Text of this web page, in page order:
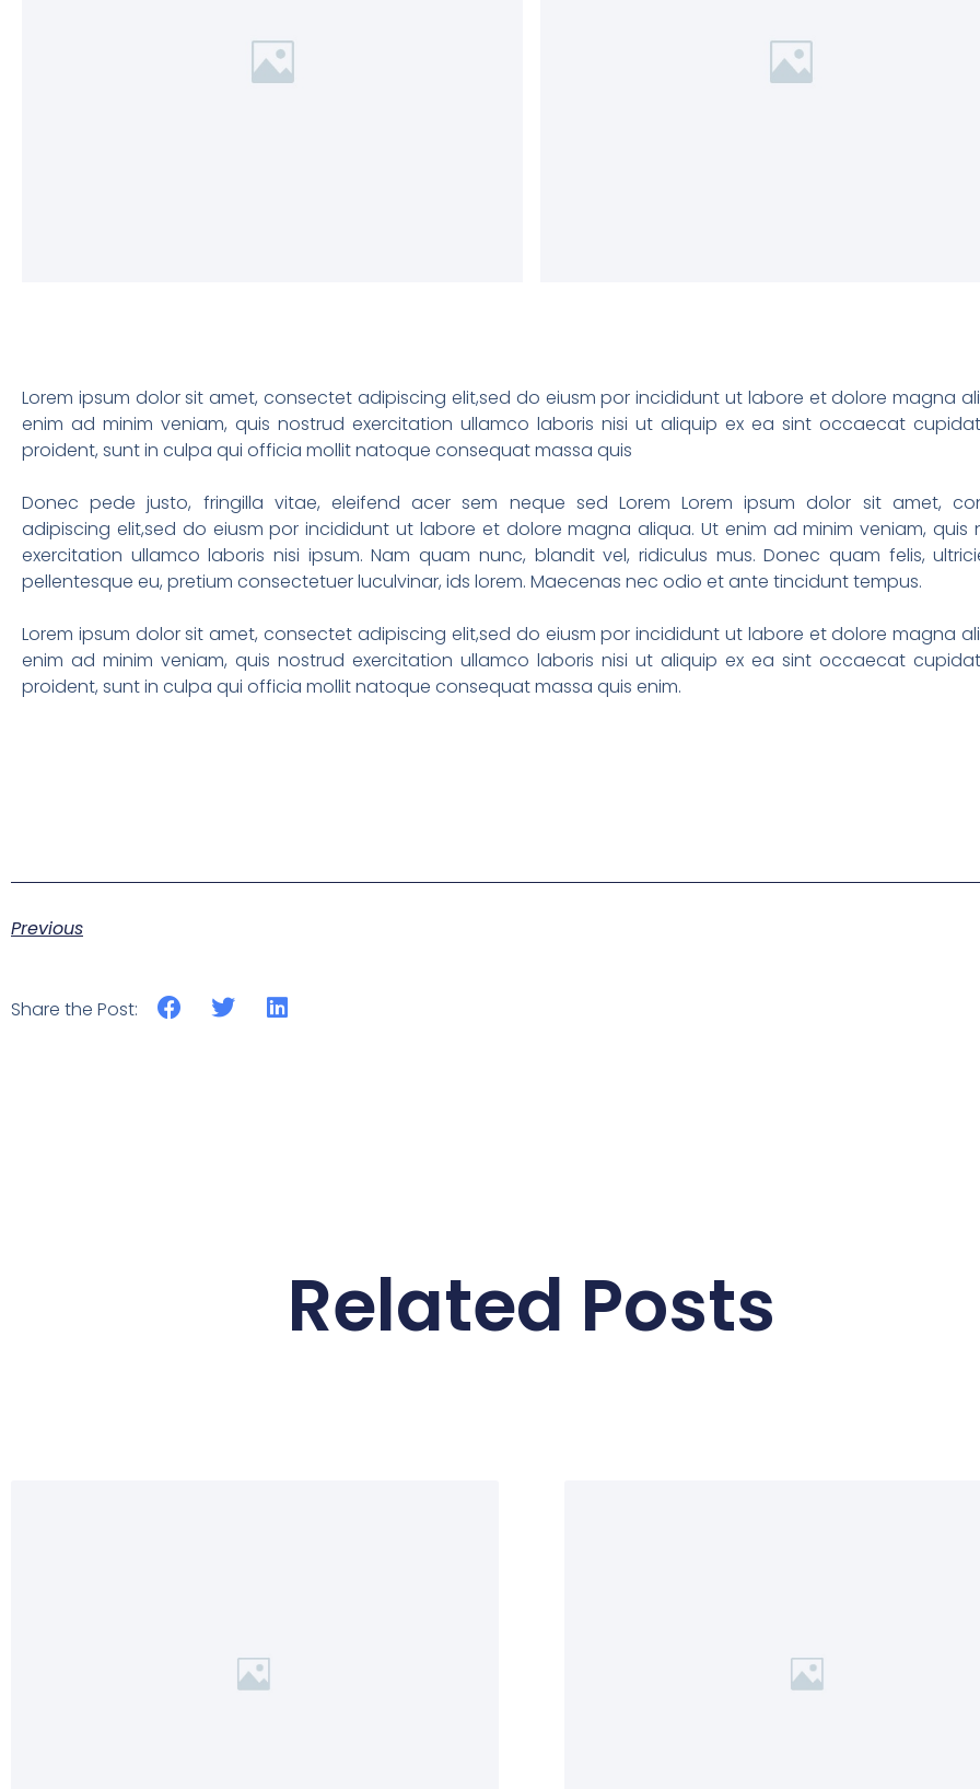
Lorem ipsum dolor sit amet, consectet adipiscing elit,sed do eiusm por incididunt ut labore et dolore magna
enim ad minim veniam, quis nostrud exercitation ullamco laboris nisi ut aliquip ex ea sint occaecat
proident, sunt in culpa qui officia mollit natoque consequat massa quis
Donec pede justo, fringilla vitae, eleifend acer sem neque sed Lorem Lorem ipsum dolor sit amet,
adipiscing elit,sed do eiusm por incididunt ut labore et dolore magna aliqua. Ut enim ad minim veniam, quis
exercitation ullamco laboris nisi ipsum. Nam quam nunc, blandit vel, ridiculus mus. Donec quam felis,
pellentesque eu, pretium consectetuer luculvinar, ids lorem. Maecenas nec odio et ante tincidunt tempus.
Lorem ipsum dolor sit amet, consectet adipiscing elit,sed do eiusm por incididunt ut labore et dolore magna
enim ad minim veniam, quis nostrud exercitation ullamco laboris nisi ut aliquip ex ea sint occaecat
proident, sunt in culpa qui officia mollit natoque consequat massa quis enim.
Previous
Share the Post:
Related Posts